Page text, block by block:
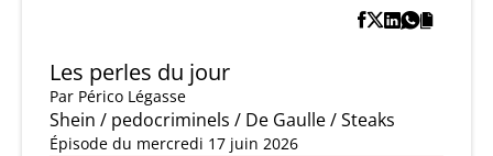
Les perles du jour
Par Périco Légasse
Shein / pedocriminels / De Gaulle / Steaks
Épisode du mercredi 17 juin 2026